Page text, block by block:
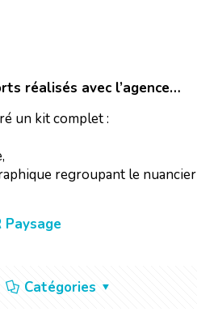
réalisés avec l’agence…
un kit complet :
regroupant le
Paysage
Catégories